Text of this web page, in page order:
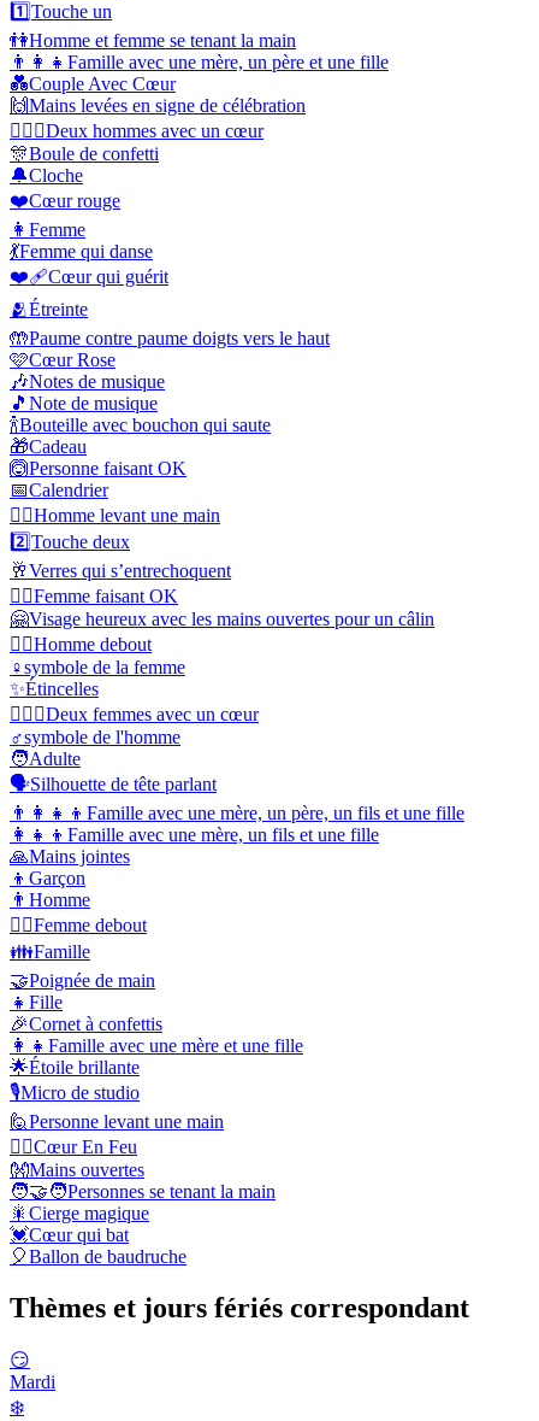
1️⃣Touche un
👫Homme et femme se tenant la main
👨‍👩‍👧 Famille avec une mère, un père et une fille
💑Couple Avec Cœur
🙌Mains levées en signe de célébration
👨‍❤️‍👨Deux hommes avec un cœur
🎊Boule de confetti
🔔Cloche
❤️Cœur rouge
👩 Femme
💃Femme qui danse
❤️‍🩹Сœur qui guérit
🫂Étreinte
🤲Paume contre paume doigts vers le haut
🩷Cœur Rose
🎶Notes de musique
🎵 Note de musique
🍾Bouteille avec bouchon qui saute
🎁Cadeau
🙆Personne faisant OK
📅Calendrier
🙋‍♂️Homme levant une main
2️⃣Touche deux
🥂Verres qui s’entrechoquent
🙆‍♀️Femme faisant OK
🤗Visage heureux avec les mains ouvertes pour un câlin
🧍‍♂️Homme debout
♀️symbole de la femme
✨Étincelles
👩‍❤️‍👩Deux femmes avec un cœur
♂️symbole de l'homme
🧑Adulte
🗣️Silhouette de tête parlant
👨‍👩‍👧‍👦 Famille avec une mère, un père, un fils et une fille
👩‍👧‍👦 Famille avec une mère, un fils et une fille
🙏Mains jointes
👦 Garçon
👨 Homme
🧍‍♀️Femme debout
👪Famille
🤝Poignée de main
👧 Fille
🎉Cornet à confettis
👩‍👧 Famille avec une mère et une fille
🌟Étoile brillante
🎙️Micro de studio
🙋Personne levant une main
❤️‍🔥Cœur En Feu
👐Mains ouvertes
🧑‍🤝‍🧑Personnes se tenant la main
🎇 Cierge magique
💓Cœur qui bat
🎈Ballon de baudruche
Thèmes et jours fériés correspondant
😏
Mardi
❄️